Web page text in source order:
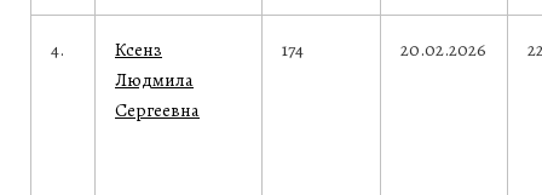
4.
Ксенз
Людмила
Сергеевна
174 20.02.2026